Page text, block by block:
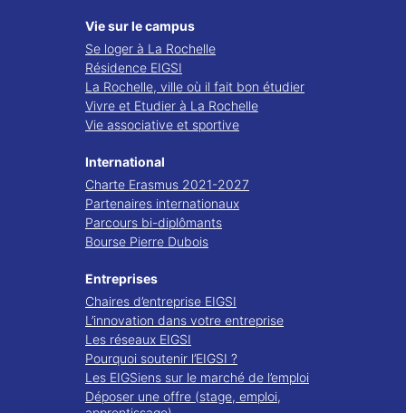
Vie sur le campus
Se loger à La Rochelle
Résidence EIGSI
La Rochelle, ville où il fait bon étudier
Vivre et Etudier à La Rochelle
Vie associative et sportive
International
Charte Erasmus 2021-2027
Partenaires internationaux
Parcours bi-diplômants
Bourse Pierre Dubois
Entreprises
Chaires d’entreprise EIGSI
L’innovation dans votre entreprise
Les réseaux EIGSI
Pourquoi soutenir l’EIGSI ?
Les EIGSiens sur le marché de l’emploi
Déposer une offre (stage, emploi,